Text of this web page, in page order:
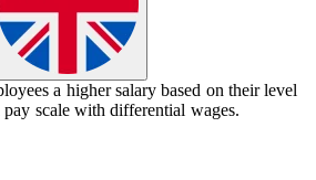
a higher salary based on their level
pay scale withdifferential wages.